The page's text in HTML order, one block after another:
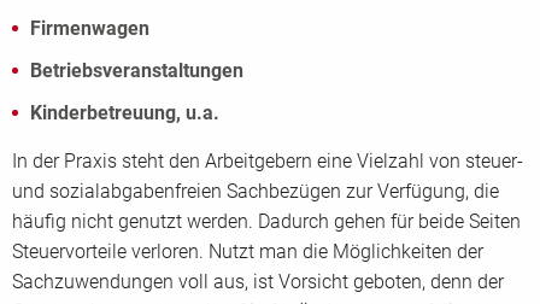
Firmenwagen
Betriebsveranstaltungen
Kinderbetreuung, u.a.
In der Praxis steht den Arbeitgebern eine Vielzahl von steuer-
und sozialabgabenfreien Sachbezügen zur Verfügung, die
häufig nicht genutzt werden. Dadurch gehen für beide Seiten
Steuervorteile verloren. Nutzt man die Möglichkeiten der
Sachzuwendungen voll aus, ist Vorsicht geboten, denn der